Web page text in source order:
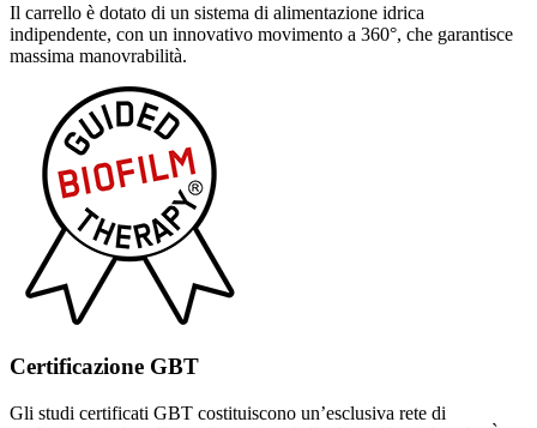
Il carrello è dotato di un sistema di alimentazione idrica
indipendente, con un innovativo movimento a 360°, che garantisce
massima manovrabilità.
Certificazione GBT
Gli studi certificati GBT costituiscono un’esclusiva rete di